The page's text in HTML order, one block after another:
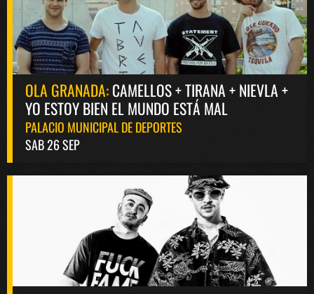
OLA GRANADA:CAMELLOS + TIRANA + NIEVLA +
YO ESTOY BIEN EL MUNDO ESTÁ MAL
PALACIO MUNICIPAL DE DEPORTES
SAB 26 SEP